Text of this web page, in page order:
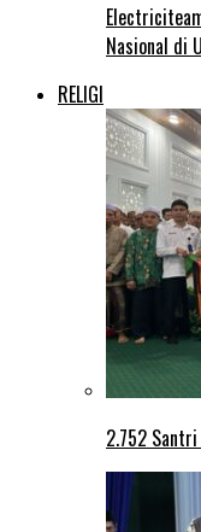
Nasional di
RELIGI
2.752